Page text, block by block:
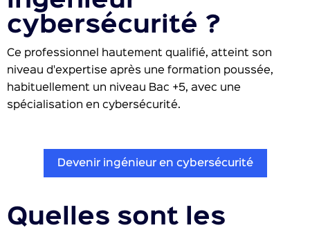
cybersécurité ?
Ce professionnel hautement qualifié, atteint son
niveau d'expertise après une formation poussée,
habituellement un niveau Bac +5, avec une
spécialisation en cybersécurité.
Devenir ingénieur en cybersécurité
Quelles sont les